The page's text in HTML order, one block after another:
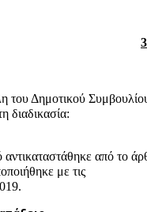
του Δημοτικού
διαδικασία:
αντικαταστάθηκε από το
με τις